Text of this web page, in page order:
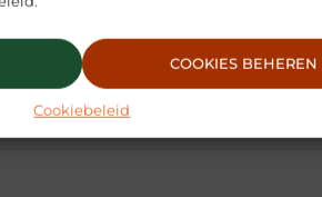
COOKIES BEHEREN
Cookiebeleid
kunnen verbeteren…